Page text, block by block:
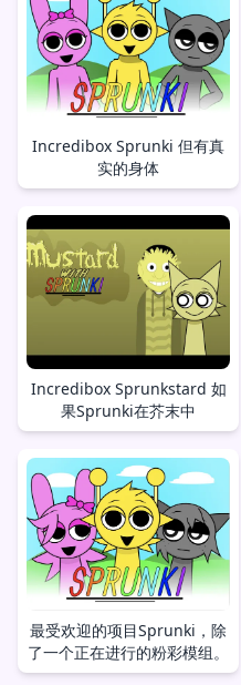
Incredibox Sprunki 但有真
实的身体
Incredibox Sprunkstard 如
果Sprunki在芥末中
最受欢迎的项目Sprunki，除
了一个正在进行的粉彩模组。